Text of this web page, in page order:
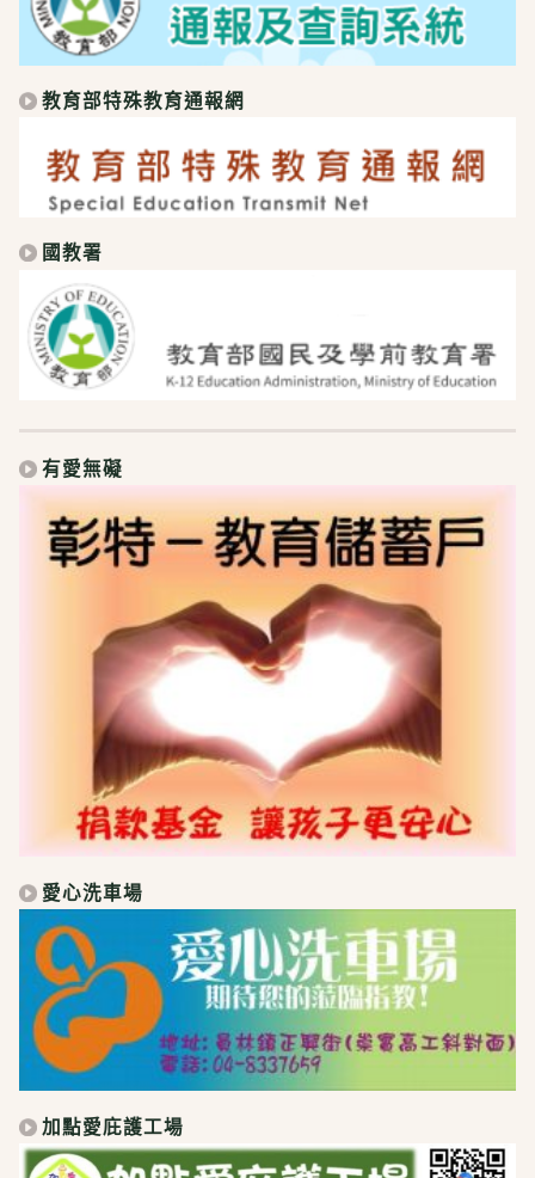
教育部特殊教育通報網
國教署
有愛無礙
愛心洗車場
加點愛庇護工場